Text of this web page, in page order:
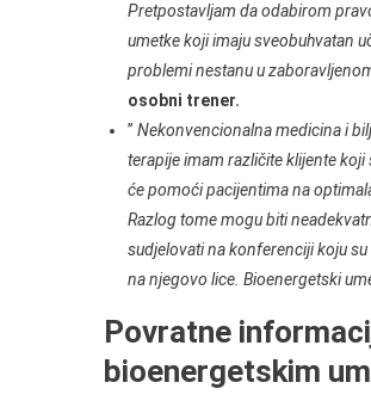
Pretpostavljam da odabirom
umetke koji imaju sveobuhvatan
problemi nestanu u
osobni trener.
” Nekonvencionalna medicina i
terapije imam različite klijente
će pomoći pacijentima na
Razlog tome mogu biti
sudjelovati na konferenciji koju
na njegovo lice. Bioenergetski
Povratne
bioenergetskim